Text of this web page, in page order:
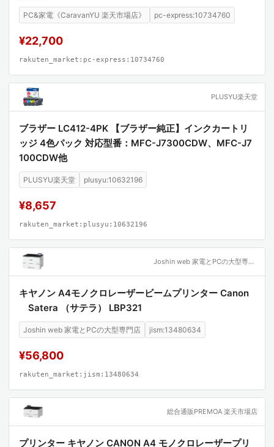
PC&家電《CaravanYU 楽天市場店》 pc-express:10734760
¥22,700
rakuten_market:pc-express:10734760
PLUSYU楽天堂
ブラザー LC412-4PK 【ブラザー純正】インクカートリ
ッジ 4色パック 対応型番：MFC-J7300CDW、MFC-J7
100CDW他
PLUSYU楽天堂 plusyu:10632196
¥8,657
rakuten_market:plusyu:10632196
Joshin web 家電とPCの大型専門店
キヤノン A4モノクロレーザービームプリンター Canon
Satera （サテラ） LBP321
Joshin web 家電とPCの大型専門店 jism:13480634
¥56,800
rakuten_market:jism:13480634
総合通販PREMOA 楽天市場店
プリンター キヤノン CANON A4 モノクロレーザープリ